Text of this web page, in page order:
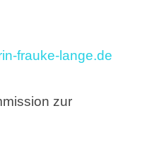
frauke-lange.de
zur